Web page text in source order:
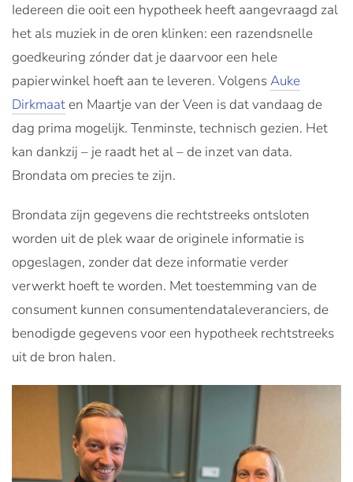
Iedereen die ooit een hypotheek heeft aangevraagd zal
het als muziek in de oren klinken: een razendsnelle
goedkeuring zónder dat je daarvoor een hele
papierwinkel hoeft aan te leveren. VolgensAuke
Dirkmaat en Maartje van der Veen is dat vandaag de
dag prima mogelijk. Tenminste, technisch gezien. Het
kan dankzij – je raadt het al – de inzet van data.
Brondata om precies te zijn.
Brondata zijn gegevens die rechtstreeks ontsloten
worden uit de plek waar de originele informatie is
opgeslagen, zonder dat deze informatie verder
verwerkt hoeft te worden. Met toestemming van de
consument kunnen consumentendataleveranciers, de
benodigde gegevens voor een hypotheek rechtstreeks
uit de bron halen.